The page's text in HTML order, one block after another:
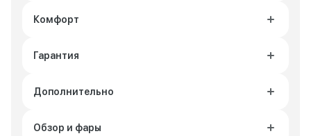
Комфорт
Гарантия
Дополнительно
Обзор и фары